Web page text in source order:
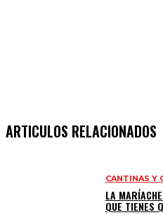
ARTICULOS RELACIONADOS
CANTINAS Y
LA
QUE TIENES